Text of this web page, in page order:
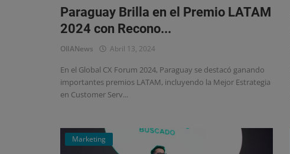
Paraguay Brilla en el Premio LATAM
2024 con Recono...
OlIANews Abril 13, 2024
En el Global CX Forum 2024, Paraguay se destacó ganando
importantes premios LATAM, incluyendo la Mejor Estrategia
en Customer Serv...
Marketing
El Sector Arrocero en Paraguay:
Resiliente Ante Desafíos Climáticos y ...